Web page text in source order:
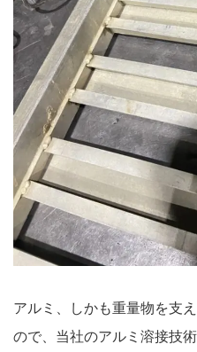
アルミ、しかも重量物を支
ので、当社のアルミ溶接技